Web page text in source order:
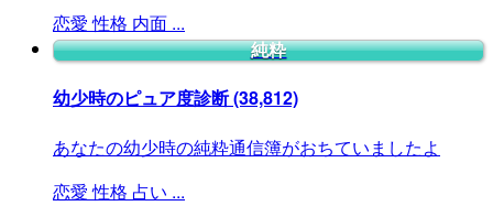
恋愛 性格 内面 ...
純粋
幼少時のピュア度診断(38,812)
あなたの幼少時の純粋通信簿がおちていましたよ
恋愛 性格 占い ...